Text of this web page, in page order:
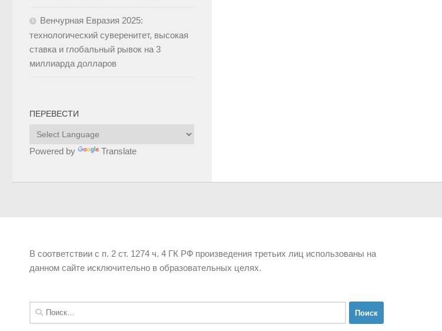
Венчурная Евразия 2025:
технологический суверенитет, высокая
ставка и глобальный рывок на 3
миллиарда долларов
ПЕРЕВЕСТИ
Powered by Translate
В соответствии с п. 2 ст. 1274 ч. 4 ГК РФ произведения третьих лиц использованы на
данном сайте исключительно в образовательных целях.
Найти: